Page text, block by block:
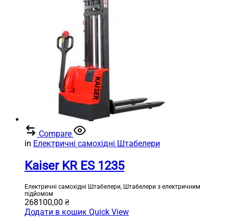
Compare
in Електричні самохідні Штабелери
Kaiser KR ES 1235
Електричні самохідні Штабелери, Штабелери з електричним
підйомом
268100,00 ₴
Додати в кошик Quick View